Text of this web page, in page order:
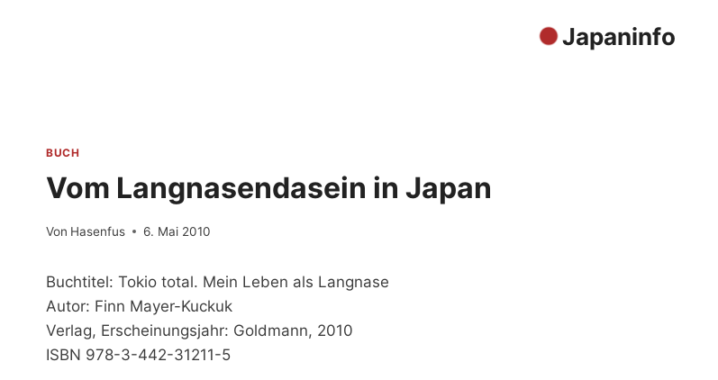
Japaninfo
BUCH
Vom Langnasendasein in Japan
Von Hasenfus 6. Mai 2010
Buchtitel: Tokio total. Mein Leben als Langnase
Autor: Finn Mayer-Kuckuk
Verlag, Erscheinungsjahr: Goldmann, 2010
ISBN 978-3-442-31211-5